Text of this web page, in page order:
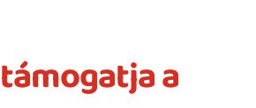
a